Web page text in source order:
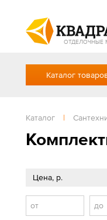
ОТДЕЛОЧНЫЕ
Каталог
Каталог |
Цена, р.
от до